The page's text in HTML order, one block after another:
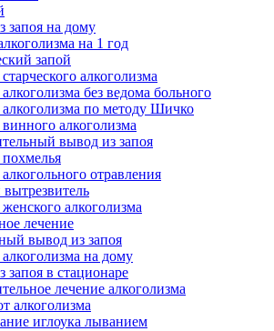
запоя на дому
на 1 год
запой
алкоголизма
без ведома больного
по методу Шичко
алкоголизма
вывод из запоя
отравления
алкоголизма
лечение
вывод из запоя
на дому
запоя в стационаре
лечение алкоголизма
алкоголизма
иглоука лыванием